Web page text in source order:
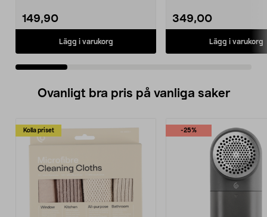
149,90
Lägg i varukorg
349,00
Lägg i varukorg
Ovanligt bra pris på vanliga saker
Kolla priset -25%